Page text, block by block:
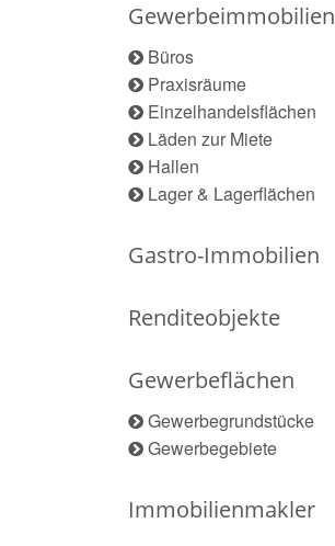
Gewerbeimmobilien
Büros
Praxisräume
Einzelhandelsflächen
Läden zur Miete
Hallen
Lager & Lagerflächen
Gastro-Immobilien
Renditeobjekte
Gewerbeflächen
Gewerbegrundstücke
Gewerbegebiete
Immobilienmakler